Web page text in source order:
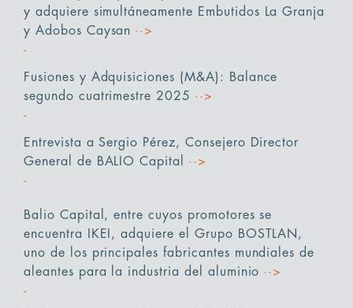
y adquiere simultáneamente Embutidos La Granja
y Adobos Caysan ··>
Fusiones y Adquisiciones (M&A): Balance
segundo cuatrimestre 2025 ··>
Entrevista a Sergio Pérez, Consejero Director
General de BALIO Capital
··>
Balio Capital, entre cuyos promotores se
encuentra IKEI, adquiere el Grupo BOSTLAN,
uno de los principales fabricantes mundiales de
aleantes para la industria del aluminio ··>